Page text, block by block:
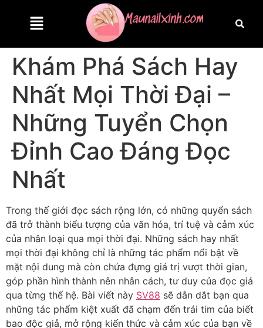
Khám Phá Sách Hay
Nhất Mọi Thời Đại –
Những Tuyển Chọn
Đỉnh Cao Đáng Đọc
Nhất
Trong thế giới đọc sách rộng lớn, có những quyển sách
đã trở thành biểu tượng của văn hóa, trí tuệ và cảm xúc
của nhân loại qua mọi thời đại. Những sách hay nhất
mọi thời đại không chỉ là những tác phẩm nổi bật về
mặt nội dung mà còn chứa đựng giá trị vượt thời gian,
góp phần hình thành nên nhân cách, tư duy của đọc giả
qua từng thế hệ. Bài viết này SV88 sẽ dẫn dắt bạn qua
những tác phẩm kiệt xuất đã chạm đến trái tim của biết
bao độc giả, mở rộng kiến thức và cảm xúc của bạn về